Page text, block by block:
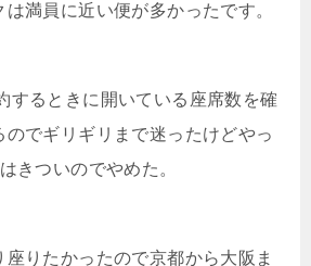
満員に近い便が多かったです。
するときに開いている座席数を確
でギリギリまで迷ったけどやっ
きついのでやめた。
座りたかったので京都から大阪ま